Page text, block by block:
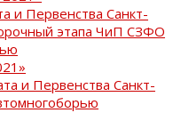
и Первенства Санкт-
этапа ЧиП СЗФО
и Первенства Санкт-